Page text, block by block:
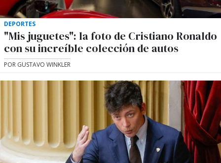
DEPORTES
"Mis juguetes": la foto de Cristiano Ronaldo
con su increíble colección de autos
POR GUSTAVO WINKLER